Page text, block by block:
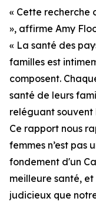
« Cette recherche
», affirme Amy
« La santé des
familles est
composent.
santé de leurs
reléguant souvent
Ce rapport nous
femmes n’est pas
fondement d'un
meilleure santé, et
judicieux que